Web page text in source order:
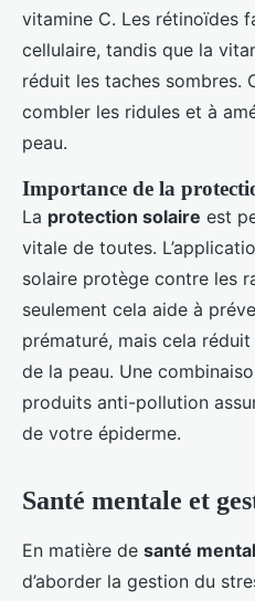
vitamine C. Les rétinoïdes
cellulaire, tandis que la
réduit les taches sombres.
combler les ridules et à
peau.
Importance de la
La protection solaire est
vitale de toutes.
solaire protège contre les
seulement cela aide à
prématuré, mais cela
de la peau. Une
produits anti-pollution
de votre épiderme.
Santé mentale et
En matière de santé
d’aborder la gestion du